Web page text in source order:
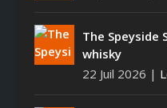
The Speyside
whisky
22 Juil 2026 |